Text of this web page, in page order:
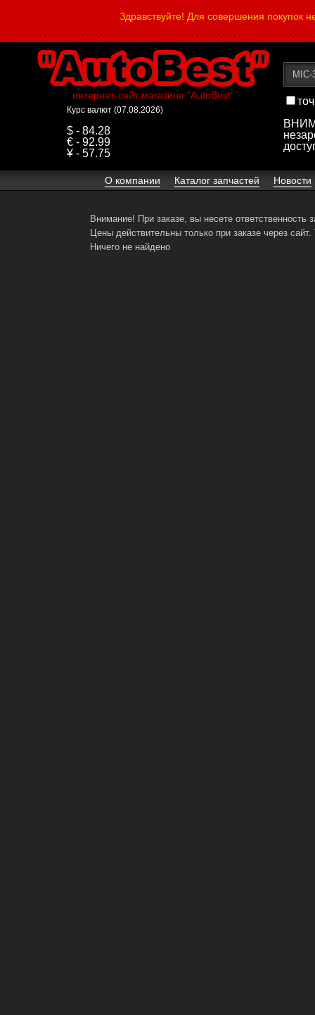
Здравствуйте! Для совершения покупок
интернет-сайт магазина "AutoBest"
Курс валют (07.08.2026)
$ - 84.28
€ - 92.99
¥ - 57.75
О компании Каталог запчастей Новости
Внимание! При заказе, вы несете ответственность
Цены действительны только при заказе через сайт.
Ничего не найдено